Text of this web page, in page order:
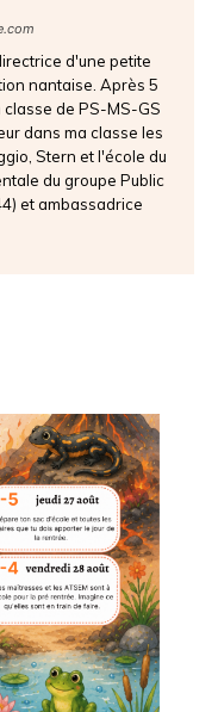
d'une petite
nantaise. Après 5
de PS-MS-GS
dans ma classe les
Stern et l'école du
du groupe Public
et ambassadrice